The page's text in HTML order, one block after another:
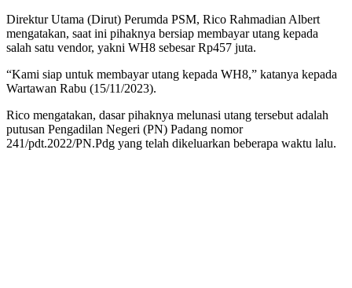
Direktur Utama (Dirut) Perumda PSM, Rico Rahmadian Albert
mengatakan, saat ini pihaknya bersiap membayar utang kepada
salah satu vendor, yakni WH8 sebesar Rp457 juta.
“Kami siap untuk membayar utang kepada WH8,” katanya kepada
Wartawan Rabu (15/11/2023).
Rico mengatakan, dasar pihaknya melunasi utang tersebut adalah
putusan Pengadilan Negeri (PN) Padang nomor
241/pdt.2022/PN.Pdg yang telah dikeluarkan beberapa waktu lalu.